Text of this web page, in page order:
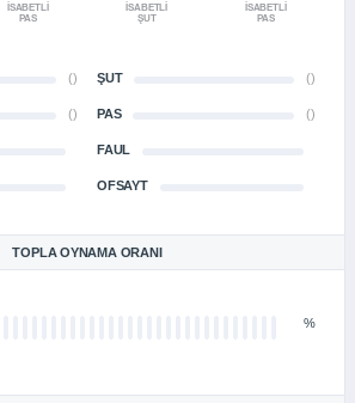
İSABETLI
PAS
()
()
İSABETLI
ŞUT
İSABETLI
PAS
ŞUT ()
PAS ()
FAUL
OFSAYT
TOPLA OYNAMA ORANI
%